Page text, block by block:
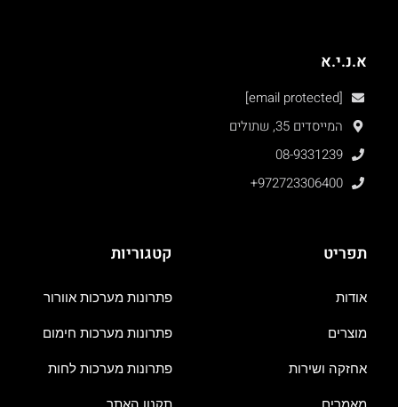
א.נ.י.א
[email protected]
המייסדים 35, שתולים
08-9331239
+972723306400
תפריט
אודות
מוצרים
אחזקה ושירות
מאמרים
קטגוריות
פתרונות מערכות אוורור
פתרונות מערכות חימום
פתרונות מערכות לחות
תקנון האתר